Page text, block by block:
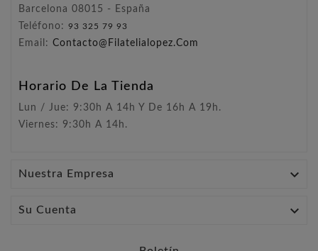
Barcelona 08015 - España
Teléfono: 93 325 79 93
Email: Contacto@filatelialopez.com
Horario De La Tienda
Lun / Jue: 9:30h A 14h Y De 16h A 19h.
Viernes: 9:30h A 14h.
Nuestra Empresa 
Su Cuenta 